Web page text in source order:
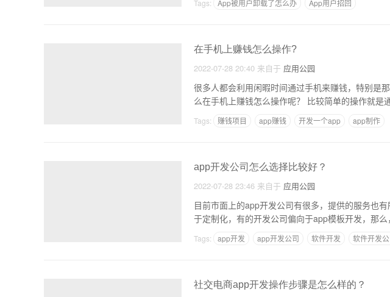
Tags: App被用户卸载了怎么办 App用户招回
在手机上赚钱怎么操作?
2022-07-28 20:40 来自于 应用公园
很多人都会利用闲暇时间通过手机来赚钱，特别是
么在手机上赚钱怎么操作呢？ 比较简单
Tags: 赚钱项目 app赚钱 开发一个app app制作
app开发公司怎么选择比较好？
2022-07-28 23:46 来自于 应用公园
目前市面上的app开发公司有很多，提供的服务也
于定制化，有的开发公司偏向于app模板开发，那
Tags: app开发 app开发公司 软件开发 软件开发
社交电商app开发操作步骤是怎么样的？